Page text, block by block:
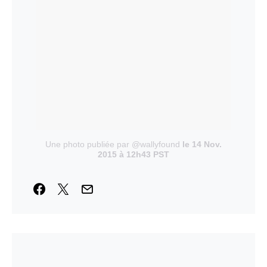
Une photo publiée par @wallyfound le 14 Nov.
2015 à 12h43 PST